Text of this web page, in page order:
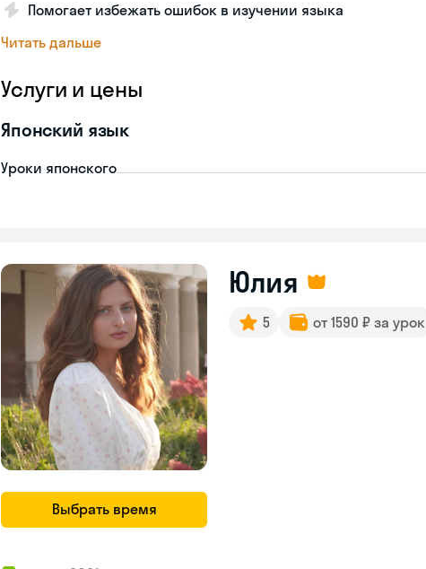
Помогает избежать ошибок в изучении языка
Читать дальше
Услуги и цены
Японский язык
Уроки японского
Выбрать время
Юлия
5 от 1590 ₽ за урок